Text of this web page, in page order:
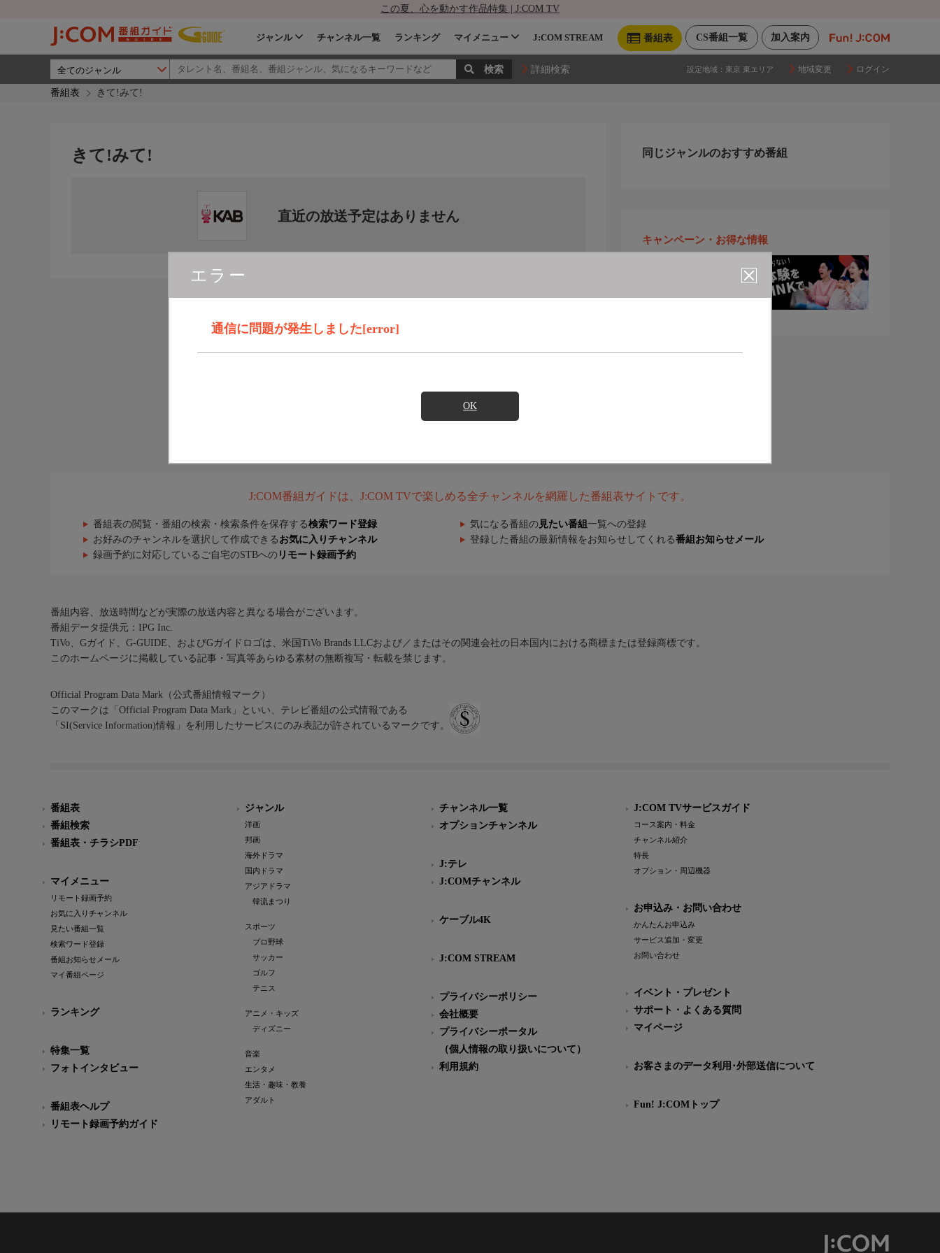
この夏、心を動かす作品特集 | J:COM TV
加入案内
CS番組一覧
番組表
ジャンル チャンネル一覧 ランキング マイメニュー J:COM STREAM
詳細検索 設定地域： 東京 東エリア 地域変更 ログイン
番組表 きて!みて!
エラー
通信に問題が発生しました[error]
OK
きて!みて!
直近の放送予定はありません
同じジャンルのおすすめ番組
キャンペーン・お得な情報
J:COM番組ガイドは、J:COM TVで楽しめる全チャンネルを網羅した番組表サイトです。
番組表の閲覧・番組の検索・検索条件を保存する検索ワード登録 気になる番組の 見たい番組 一覧への登録
お好みのチャンネルを選択して作成できる お気に入りチャンネル 登録した番組の最新情報をお知らせしてくれる番組お知らせメール
録画予約に対応しているご自宅のSTBへの リモート録画予約
番組内容、放送時間などが実際の放送内容と異なる場合がございます。
番組データ提供元：IPG Inc.
TiVo、Gガイド、G-GUIDE、およびGガイドロゴは、米国TiVo Brands LLCおよび／またはその関連会社の日本国内における商標または登録商標です。
このホームページに掲載している記事・写真等あらゆる素材の無断複写・転載を禁じます。
Official Program Data Mark（公式番組情報マーク）
このマークは「Official Program Data Mark」といい、テレビ番組の公式情報である
「SI(Service Information)情報」を利用したサービスにのみ表記が許されているマークです。
番組表
番組検索
番組表・チラシPDF
マイメニュー
リモート録画予約
お気に入りチャンネル
見たい番組一覧
検索ワード登録
番組お知らせメール
マイ番組ページ
ランキング
特集一覧
フォトインタビュー
番組表ヘルプ
リモート録画予約ガイド
ジャンル
洋画
邦画
海外ドラマ
国内ドラマ
アジアドラマ
韓流まつり
スポーツ
プロ野球
サッカー
ゴルフ
テニス
アニメ・キッズ
ディズニー
音楽
エンタメ
生活・趣味・教養
アダルト
チャンネル一覧
オプションチャンネル
J:テレ
J:COMチャンネル
ケーブル4K
J:COM STREAM
プライバシーポリシー
会社概要
プライバシーポータル
（個人情報の取り扱いについて）
利用規約
J:COM TVサービスガイド
コース案内・料金
チャンネル紹介
特長
オプション・周辺機器
お申込み・お問い合わせ
かんたんお申込み
サービス追加・変更
お問い合わせ
イベント・プレゼント
サポート・よくある質問
マイページ
お客さまのデータ利用･外部送信について
Fun! J:COMトップ